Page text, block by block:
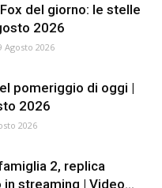
del giorno: le stelle
2026
Agosto 2026
pomeriggio di oggi |
2026
2026
2, replica
streaming | Video...